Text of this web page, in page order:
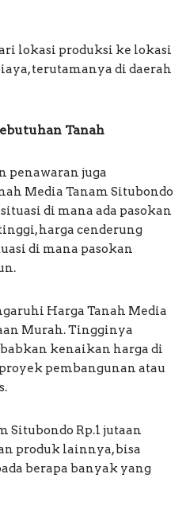
lokasi produksi ke lokasi
terutamanya di daerah
Tanah
penawaran juga
Media Tanam Situbondo
di mana ada pasokan
harga cenderung
di mana pasokan
Harga Tanah Media
Murah. Tingginya
kenaikan harga di
pembangunan atau
Situbondo Rp.1 jutaan
produk lainnya, bisa
berapa banyak yang